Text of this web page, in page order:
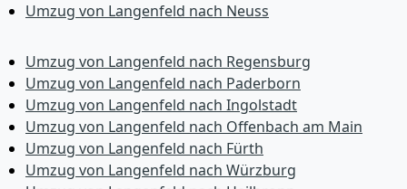
Umzug von Langenfeld nach Neuss
Umzug von Langenfeld nach Regensburg
Umzug von Langenfeld nach Paderborn
Umzug von Langenfeld nach Ingolstadt
Umzug von Langenfeld nach Offenbach am Main
Umzug von Langenfeld nach Fürth
Umzug von Langenfeld nach Würzburg